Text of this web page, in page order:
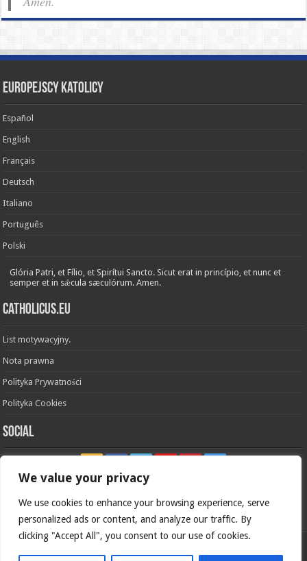
We value your privacy
We use cookies to enhance your browsing experience, serve
personalized ads or content, and analyze our traffic. By
clicking "Accept All", you consent to our use of cookies.
Europejscy katolicy
Español
English
Français
Deutsch
Italiano
Português
Polski
Glória Patri, et Fílio, et Spirítui Sancto. Sicut erat in princípio, et nunc et
semper et in sǽcula sæculórum. Amen.
Catholicus.eu
List motywacyjny.
Nota prawna
Polityka Prywatności
Polityka Cookies
Social
In nómine Patris, et Fílii, et Spíritus Sancti. Amen.